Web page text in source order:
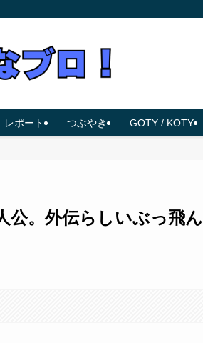
レポート つぶやき GOTY / KOTY
公。外伝らしいぶっ飛ん